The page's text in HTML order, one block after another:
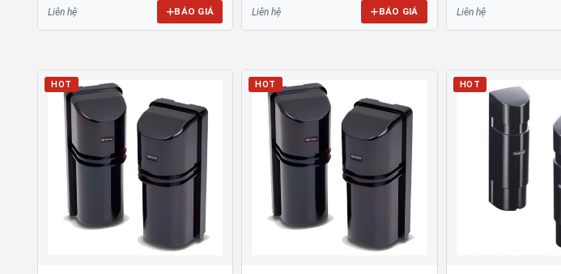
Liên hệ BÁO GIÁ Liên hệ BÁO GIÁ Liên hệ
HOT HOT HOT